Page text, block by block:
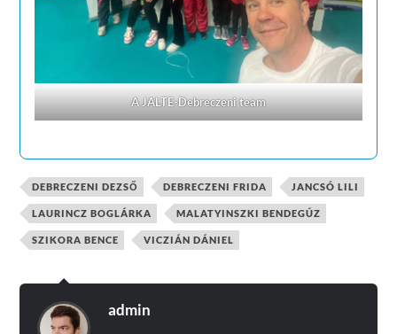
A JALTE-Debreczeni team
DEBRECZENI DEZSŐ DEBRECZENI FRIDA JANCSÓ LILI
LAURINCZ BOGLÁRKA MALATYINSZKI BENDEGÚZ
SZIKORA BENCE VICZIÁN DÁNIEL
admin